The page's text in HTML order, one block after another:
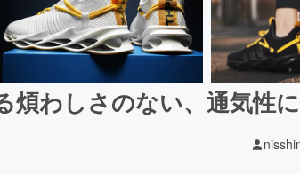
煩わしさのない、通気性